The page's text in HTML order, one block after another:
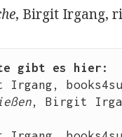
, Birgit Irgang,
gibt es hier:
, Birgit